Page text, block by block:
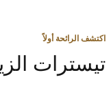
اكتشف الرائحة أولاً
تيسترات